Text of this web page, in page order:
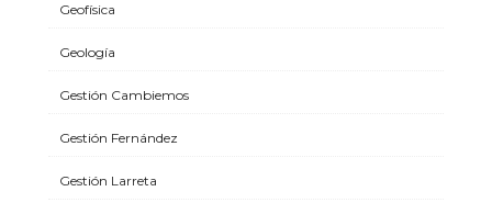
Geofísica
Geología
Gestión Cambiemos
Gestión Fernández
Gestión Larreta